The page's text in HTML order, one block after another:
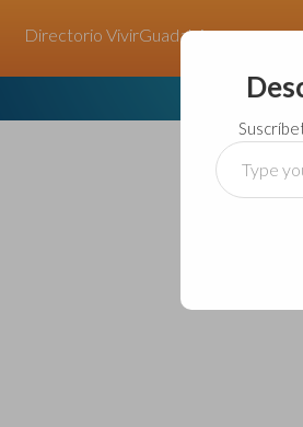
Directorio VivirGuadalajara
Type
your